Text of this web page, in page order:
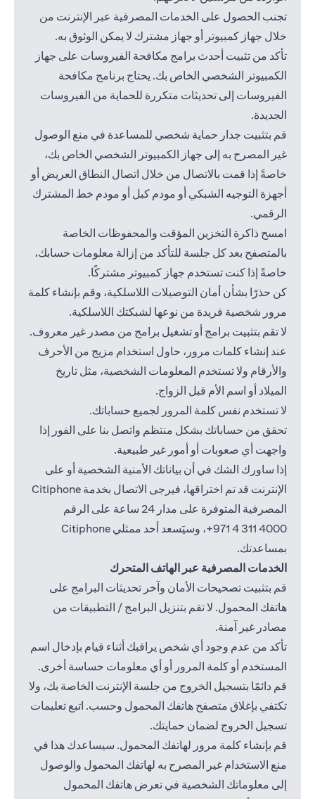
تجنب الحصول على الخدمات المصرفية عبر الإنترنت من
خلال جهاز كمبيوتر أو جهاز مشترك لا يمكن الوثوق به.
تأكد من تثبيت أحدث برامج مكافحة الفيروسات على جهاز
الكمبيوتر الشخصي الخاص بك. يحتاج برنامج مكافحة
الفيروسات إلى تحديثات متكررة للحماية من الفيروسات
الجديدة.
قم بتثبيت جدار حماية شخصي للمساعدة في منع الوصول
غير المصرح به إلى جهاز الكمبيوتر الشخصي الخاص بك،
خاصةً إذا قمت بالاتصال من خلال اتصال النطاق العريض أو
أجهزة التوجيه الشبكي أو مودم كبل أو مودم خط المشترك
الرقمي.
امسح ذاكرة التخزين المؤقت والمحفوظات الخاصة
بالمتصفح بعد كل جلسة للتأكد من إزالة معلومات حسابك،
خاصةً إذا كنت تستخدم جهاز كمبيوتر مشتركًا.
كن حذرًا بشأن أمان التوصيلات اللاسلكية، وقم بإنشاء كلمة
مرور شخصية فريدة من نوعها لشبكتك اللاسلكية.
لا تقم بتثبيت برامج أو تشغيل برامج من مصدر غير معروف.
عند إنشاء كلمات مرور، حاول استخدام مزيج من الأحرف
والأرقام ولا تستخدم المعلومات الشخصية، مثل تاريخ
الميلاد أو اسم الأم قبل الزواج.
لا تستخدم نفس كلمة المرور لجميع حساباتك.
تحقق من حساباتك بشكل منتظم واتصل بنا على الفور إذا
واجهت أي صعوبات أو أمور غير طبيعية.
إذا ساورك الشك في أن بياناتك الأمنية الشخصية أو على
الإنترنت قد تم اختراقها، فيرجى الاتصال بخدمة Citiphone
المصرفية المتوفرة على مدار 24 ساعة على الرقم
4000 311 4 971+
، وسيَسعد أحد ممثلي Citiphone
بمساعدتك.
الخدمات المصرفية عبر الهاتف المتحرك
قم بتثبيت تصحيحات الأمان وآخر تحديثات البرامج على
هاتفك المحمول. لا تقم بتنزيل البرامج / التطبيقات من
مصادر غير آمنة.
تأكد من عدم وجود أي شخص يراقبك أثناء قيام بإدخال اسم
المستخدم أو كلمة المرور أو أي معلومات حساسة أخرى.
قم دائمًا بتسجيل الخروج من جلسة الإنترنت الخاصة بك، ولا
تكتفي بإغلاق متصفح هاتفك المحمول وحسب. اتبع تعليمات
تسجيل الخروج لضمان حمايتك.
قم بإنشاء كلمة مرور لهاتفك المحمول. سيساعدك هذا في
منع الاستخدام غير المصرح به لهاتفك المحمول والوصول
إلى معلوماتك الشخصية في تعرض هاتفك المحمول